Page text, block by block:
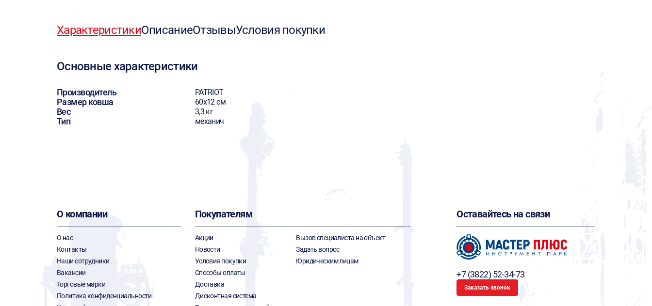
ХарактеристикиОписаниеОтзывыУсловия покупки
Основные характеристики
Производитель PATRIOT
Размер ковша 60х12 см
Вес 3,3 кг
Тип механич
О компании
О нас
Контакты
Наши сотрудники
Вакансии
Торговые марки
Политика конфиденциальности
Покупателям
Акции
Новости
Условия покупки
Способы оплаты
Доставка
Дисконтная система
Вызов специалиста на объект
Задать вопрос
Юридическим лицам
Оставайтесь на связи
+7 (3822) 52-34-73
Заказать звонок